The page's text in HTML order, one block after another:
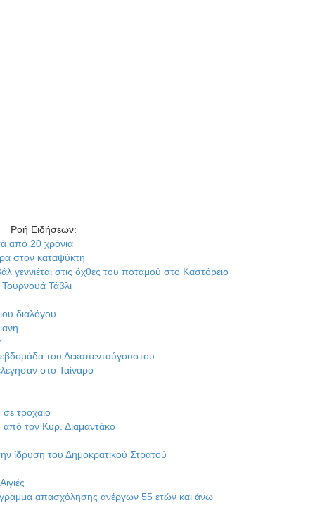
Ροή Ειδήσεων:
στις όχθες του ποταμού στο Καστόρειο
Δεκαπενταύγουστου
Ταίναρο
Διαμαντάκο
Δημοκρατικού Στρατού
ανέργων 55 ετών και άνω